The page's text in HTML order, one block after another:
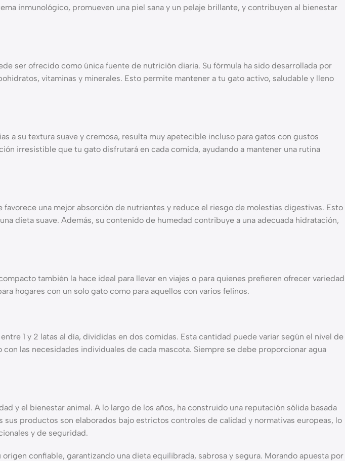
inmunológico, promueven una piel sana y un pelaje brillante, y contribuyen al bienestar
ser ofrecido como única fuente de nutrición diaria. Su fórmula ha sido desarrollada por
vitaminas y minerales. Esto permite mantener a tu gato activo, saludable y lleno
a su textura suave y cremosa, resulta muy apetecible incluso para gatos con gustos
irresistible que tu gato disfrutará en cada comida, ayudando a mantener una rutina
una mejor absorción de nutrientes y reduce el riesgo de molestias digestivas. Esto
dieta suave. Además, su contenido de humedad contribuye a una adecuada hidratación,
también la hace ideal para llevar en viajes o para quienes prefieren ofrecer variedad
hogares con un solo gato como para aquellos con varios felinos.
1 y 2 latas al día, divididas en dos comidas. Esta cantidad puede variar según el nivel de
las necesidades individuales de cada mascota. Siempre se debe proporcionar agua
y el bienestar animal. A lo largo de los años, ha construido una reputación sólida basada
productos son elaborados bajo estrictos controles de calidad y normativas europeas, lo
y de seguridad.
confiable, garantizando una dieta equilibrada, sabrosa y segura. Morando apuesta por